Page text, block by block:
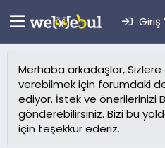
Giriş
Merhaba arkadaşlar,
verebilmek için forumdaki
ediyor. İstek ve önerilerinizi
gönderebilirsiniz. Bizi bu
için teşekkür ederiz.